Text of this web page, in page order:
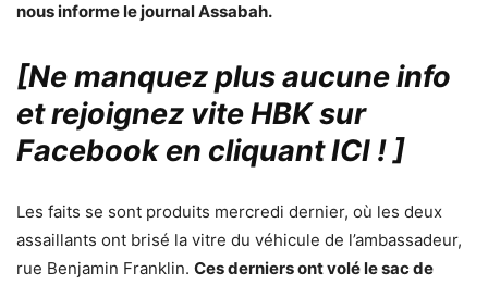
nous informe le journal Assabah.
[Ne manquez plus aucune info
et rejoignez vite HBK sur
Facebook en cliquant ICI !]
Les faits se sont produits mercredi dernier, où les deux
assaillants ont brisé la vitre du véhicule de l’ambassadeur,
rue Benjamin Franklin. Ces derniers ont volé le sac de